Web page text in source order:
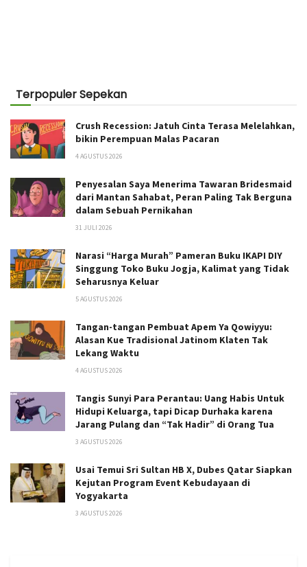
Terpopuler Sepekan
Crush Recession: Jatuh Cinta Terasa Melelahkan,
bikin Perempuan Malas Pacaran
4 AGUSTUS 2026
Penyesalan Saya Menerima Tawaran Bridesmaid
dari Mantan Sahabat, Peran Paling Tak Berguna
dalam Sebuah Pernikahan
31 JULI 2026
Narasi “Harga Murah” Pameran Buku IKAPI DIY
Singgung Toko Buku Jogja, Kalimat yang Tidak
Seharusnya Keluar
5 AGUSTUS 2026
Tangan-tangan Pembuat Apem Ya Qowiyyu:
Alasan Kue Tradisional Jatinom Klaten Tak
Lekang Waktu
4 AGUSTUS 2026
Tangis Sunyi Para Perantau: Uang Habis Untuk
Hidupi Keluarga, tapi Dicap Durhaka karena
Jarang Pulang dan “Tak Hadir” di Orang Tua
3 AGUSTUS 2026
Usai Temui Sri Sultan HB X, Dubes Qatar Siapkan
Kejutan Program Event Kebudayaan di
Yogyakarta
3 AGUSTUS 2026